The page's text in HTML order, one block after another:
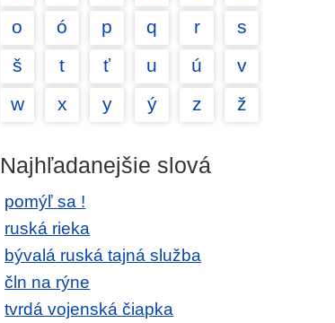
o
ó p q r
s
š
t ť u ú
v
w
x y ý z ž
Najhľadanejšie slová
pomýľ sa !
ruská rieka
bývalá ruská tajná služba
čln na rýne
tvrdá vojenská čiapka